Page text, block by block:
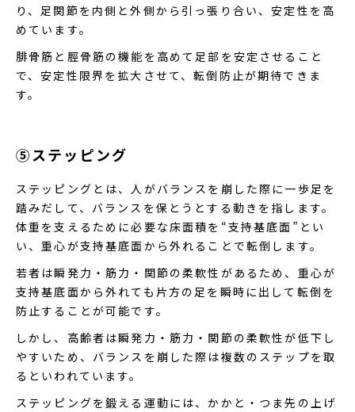
り、足関節を内側と外側から引っ張り合い、安定性を高
めています。
腓骨筋と脛骨筋の機能を高めて足部を安定させること
で、安定性限界を拡大させて、転倒防止が期待できま
す。
⑤ステッピング
ステッピングとは、人がバランスを崩した際に一歩足を
踏みだして、バランスを保とうとする動きを指します。
体重を支えるために必要な床面積を“支持基底面”とい
い、重心が支持基底面から外れることで転倒します。
若者は瞬発力・筋力・関節の柔軟性があるため、重心が
支持基底面から外れても片方の足を瞬時に出して転倒を
防止することが可能です。
しかし、高齢者は瞬発力・筋力・関節の柔軟性が低下し
やすいため、バランスを崩した際は複数のステップを取
るといわれています。
ステッピングを鍛える運動には、かかと・つま先の上げ